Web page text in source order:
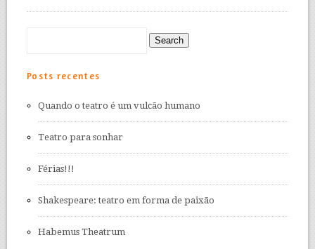
Posts recentes
Quando o teatro é um vulcão humano
Teatro para sonhar
Férias!!!
Shakespeare: teatro em forma de paixão
Habemus Theatrum